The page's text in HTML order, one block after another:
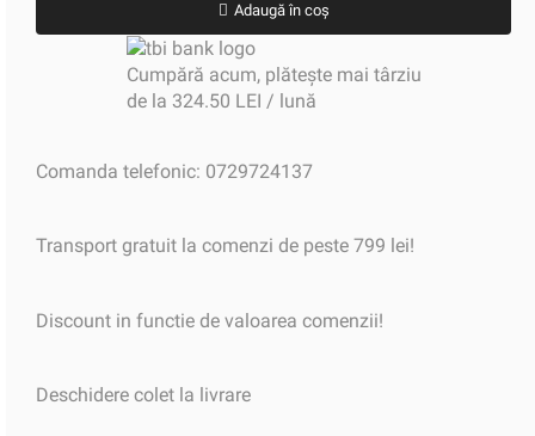
Adaugă în coș
Cumpără acum, plătește mai târziu
de la 324.50 LEI / lună
Comanda telefonic: 0729724137
Transport gratuit la comenzi de peste 799 lei!
Discount in functie de valoarea comenzii!
Deschidere colet la livrare